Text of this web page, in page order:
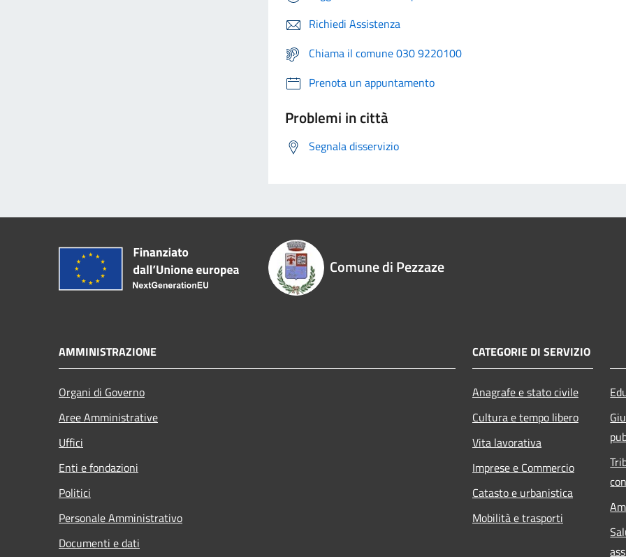
Richiedi Assistenza
Chiama il comune 030 9220100
Prenota un appuntamento
Problemi in città
Segnala disservizio
Comune di Pezzaze
AMMINISTRAZIONE
Organi di Governo
Aree Amministrative
Uffici
Enti e fondazioni
Politici
Personale Amministrativo
Documenti e dati
CATEGORIE DI SERVIZIO
Anagrafe e stato civile
Cultura e tempo libero
Vita lavorativa
Imprese e Commercio
Catasto e urbanistica
Mobilità e trasporti